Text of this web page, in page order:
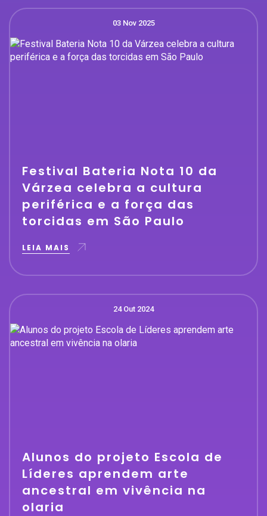
03 Nov 2025
Festival Bateria Nota 10 da
Várzea celebra a cultura
periférica e a força das
torcidas em São Paulo
LEIA MAIS
24 Out 2024
Alunos do projeto Escola de
Líderes aprendem arte
ancestral em vivência na
olaria